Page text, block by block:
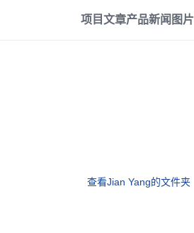
项目文章产品新闻 图片
查看Jian Yang的文件夹